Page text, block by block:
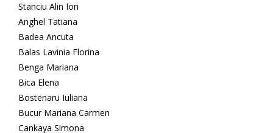
Stanciu Alin Ion
Anghel Tatiana
Badea Ancuta
Balas Lavinia Florina
Benga Mariana
Bica Elena
Bostenaru Iuliana
Bucur Mariana Carmen
Cankaya Simona